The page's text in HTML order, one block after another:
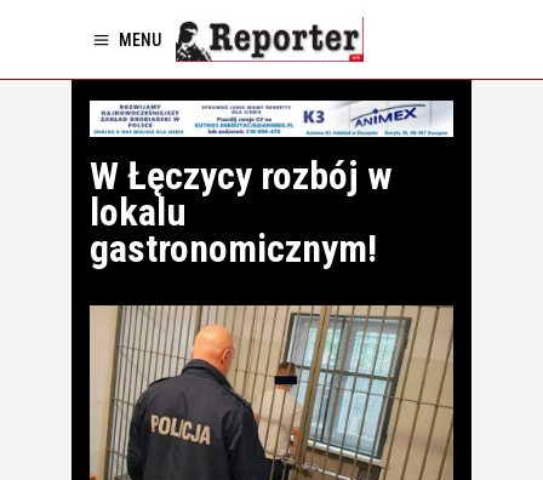
MENU
W Łęczycy rozbój w
lokalu
gastronomicznym!